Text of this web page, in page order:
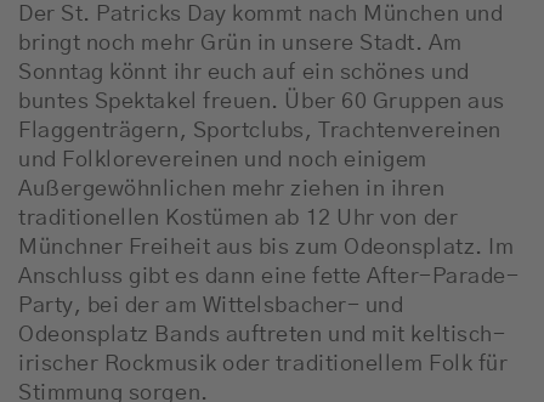
Der St. Patricks Day kommt nach München und
bringt noch mehr Grün in unsere Stadt. Am
Sonntag könnt ihr euch auf ein schönes und
buntes Spektakel freuen. Über 60 Gruppen aus
Flaggenträgern, Sportclubs, Trachtenvereinen
und Folklorevereinen und noch einigem
Außergewöhnlichen mehr ziehen in ihren
traditionellen Kostümen ab 12 Uhr von der
Münchner Freiheit aus bis zum Odeonsplatz. Im
Anschluss gibt es dann eine fette After-Parade-
Party, bei der am Wittelsbacher- und
Odeonsplatz Bands auftreten und mit keltisch-
irischer Rockmusik oder traditionellem Folk für
Stimmung sorgen.